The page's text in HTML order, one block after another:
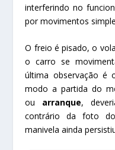
interferindo no
por movimentos
O freio é pisado, o
o carro se
última observação é
modo a partida do
ou arranque,
contrário da foto
manivela ainda